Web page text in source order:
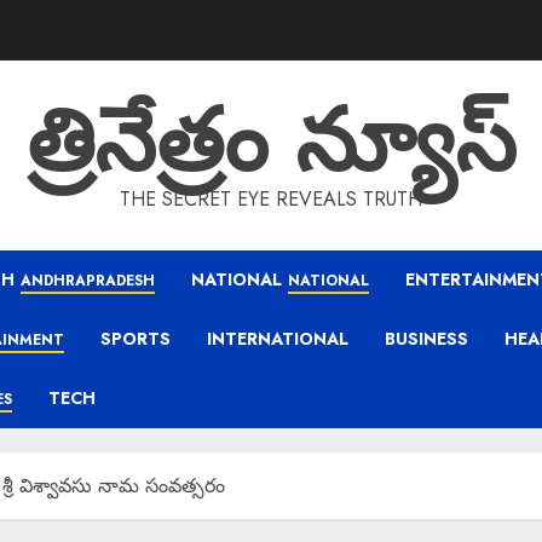
త్రినేత్రం న్యూస్
THE SECRET EYE REVEALS TRUTH
ANDHRAPRADESH NATIONAL NATIONAL
SPORTS INTERNATIONAL BUSINESS
TECH
: శ్రీ విశ్వావసు నామ సంవత్సరం